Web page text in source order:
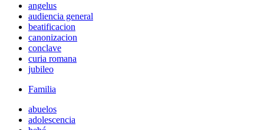
angelus
audiencia general
beatificacion
canonizacion
conclave
curia romana
jubileo
Familia
abuelos
adolescencia